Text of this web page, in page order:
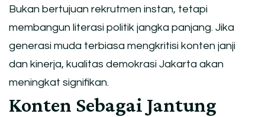
Bukan bertujuan rekrutmen instan, tetapi
membangun literasi politik jangka panjang. Jika
generasi muda terbiasa mengkritisi konten janji
dan kinerja, kualitas demokrasi Jakarta akan
meningkat signifikan.
Konten Sebagai Jantung